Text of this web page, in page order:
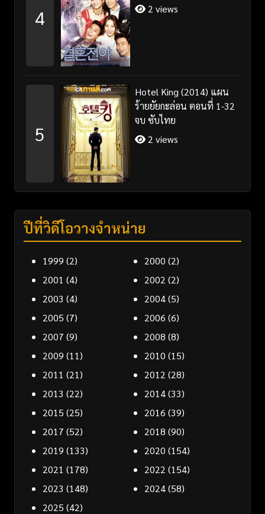
4 2 views
5
Hotel King (2014) แผน
ร้ายยัยกะล่อน ตอนที่ 1-32
จบ ซับไทย
2 views
ปีที่วิดีโอวางจำหน่าย
1999 (2) 2000 (2)
2001 (4) 2002 (2)
2003 (4) 2004(5)
2005 (7) 2006 (6)
2007 (9) 2008 (8)
2009 (11) 2010 (15)
2011 (21) 2012 (28)
2013 (22) 2014(33)
2015 (25) 2016 (39)
2017 (52) 2018 (90)
2019 (133) 2020 (154)
2021 (178) 2022 (154)
2023 (148) 2024(58)
2025 (42)